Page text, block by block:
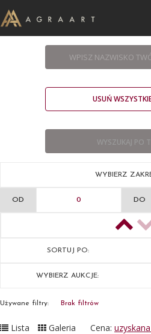
USUŃ
WYBIERZ
OD DO
SORTUJ PO:
WYBIERZ AUKCJE:
Używane filtry: Brak filtrów
Lista Galeria Cena: uzyskana